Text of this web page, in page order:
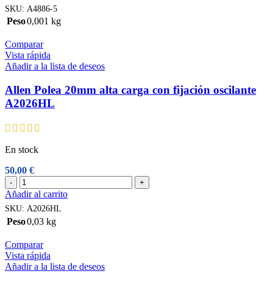
bolas
20mm
de
5
mm
5
cantidad
SKU: A4886-5
Peso0,001 kg
Comparar
Vista rápida
Añadir a la lista de deseos
Allen Polea 20mm alta carga con fijación oscilante
A2026HL
En stock
50,00 €
-
Allen
Polea
20mm
alta
carga
fijación
oscilante
A2026HL
+
Añadir al carrito
SKU: A2026HL
Peso0,03 kg
Comparar
Vista rápida
Añadir a la lista de deseos